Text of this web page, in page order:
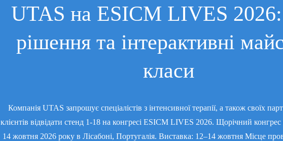
UTAS на ESICM LIVES 2026:
рішення та інтерактивні
класи
Компанія UTAS запрошує спеціалістів з інтенсивної терапії, а також своїх
клієнтів відвідати стенд 1-18 на конгресі ESICM LIVES 2026. Щорічний конгрес
14 жовтня 2026 року в Лісабоні, Португалія. Виставка: 12–14 жовтня Місце